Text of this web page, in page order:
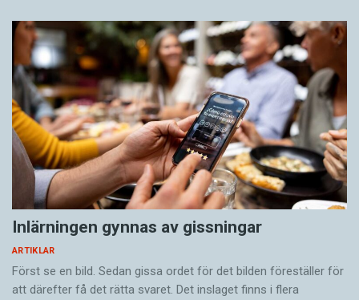
Inlärningen gynnas av gissningar
ARTIKLAR
Först se en bild. Sedan gissa ordet för det bilden föreställer för
att därefter få det rätta svaret. Det inslaget finns i flera